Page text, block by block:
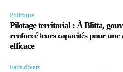
Politique
Pilotage territorial : À Blitta,
renforcé leurs capacités pour
efficace
Faits divers